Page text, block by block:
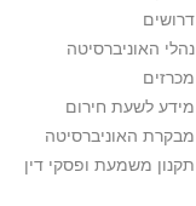
דרושים
נהלי האוניברסיטה
מכרזים
מידע לשעת חירום
מבקרת האוניברסיטה
תקנון משמעת ופסקי דין